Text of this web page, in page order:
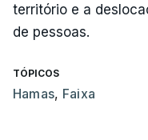
território e a
de pessoas.
TÓPICOS
Hamas, Faixa